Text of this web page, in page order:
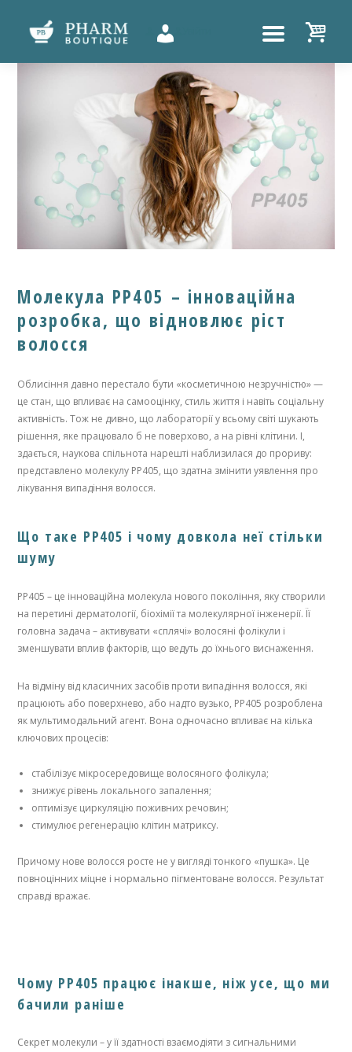
Молекула PP405 – інноваційна
розробка, що відновлює ріст
волосся
Облисіння давно перестало бути «косметичною незручністю» —
це стан, що впливає на самооцінку, стиль життя і навіть соціальну
активність. Тож не дивно, що лабораторії у всьому світі шукають
рішення, яке працювало б не поверхово, а на рівні клітини. І,
здається, наукова спільнота нарешті наблизилася до прориву:
представлено молекулу PP405, що здатна змінити уявлення про
лікування випадіння волосся.
Що таке PP405 і чому довкола неї стільки
шуму
PP405 – це інноваційна молекула нового покоління, яку створили
на перетині дерматології, біохімії та молекулярної інженерії. Її
головна задача – активувати «сплячі» волосяні фолікули і
зменшувати вплив факторів, що ведуть до їхнього виснаження.
На відміну від класичних засобів проти випадіння волосся, які
працюють або поверхнево, або надто вузько, PP405 розроблена
як мультимодальний агент. Вона одночасно впливає на кілька
ключових процесів:
стабілізує мікросередовище волосяного фолікула;
знижує рівень локального запалення;
оптимізує циркуляцію поживних речовин;
стимулює регенерацію клітин матриксу.
Причому нове волосся росте не у вигляді тонкого «пушка». Це
повноцінних міцне і нормально пігментоване волосся. Результат
справді вражає.
Чому PP405 працює інакше, ніж усе, що ми
бачили раніше
Секрет молекули – у її здатності взаємодіяти з сигнальними